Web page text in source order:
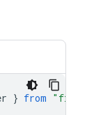
} from